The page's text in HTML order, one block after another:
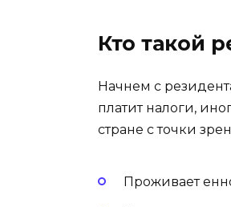
Кто такой
Начнем с
платит налоги,
стране с точки
Проживает